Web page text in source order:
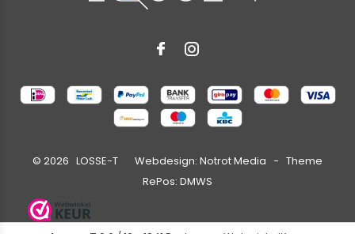
© 2026 LOSSE-T Webdesign: Notrot Media - Theme
RePos: DMWS